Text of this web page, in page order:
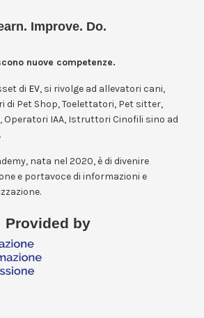
Improve. Do.
nuove competenze.
di EV, si rivolge ad allevatori cani,
di Pet Shop, Toelettatori, Pet sitter,
IAA, Istruttori Cinofili sino ad
nata nel 2020, è di divenire
e portavoce di informazioni e
Provided by